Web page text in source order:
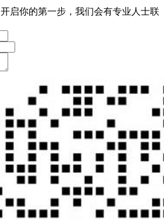
开启你的第一步，我们会有专业人士联